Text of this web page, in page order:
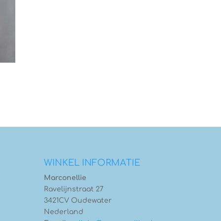
WINKEL INFORMATIE
Marconellie
Ravelijnstraat 27
3421CV Oudewater
Nederland